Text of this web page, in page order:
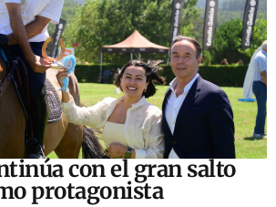
con el gran salto
protagonista